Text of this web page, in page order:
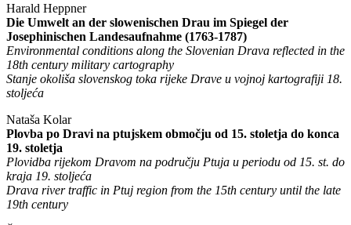
Harald Heppner
Die Umwelt an der slowenischen Drau im Spiegel der
Josephinischen Landesaufnahme (1763-1787)
Environmental conditions along the Slovenian Drava reflected in the
18th century military cartography
Stanje okoliša slovenskog toka rijeke Drave u vojnoj kartografiji 18.
stoljeća
Nataša Kolar
Plovba po Dravi na ptujskem območju od 15. stoletja do konca
19. stoletja
Plovidba rijekom Dravom na području Ptuja u periodu od 15. st. do
kraja 19. stoljeća
Drava river traffic in Ptuj region from the 15th century until the late
19th century